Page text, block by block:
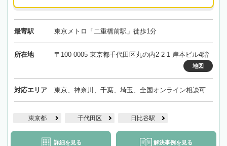
最寄駅 東京メトロ「二重橋前駅」徒歩1分
所在地 〒100-0005 東京都千代田区丸の内2-2-1 岸本ビル4階
地図
対応エリア 東京、神奈川、千葉、埼玉、全国オンライン相談可
東京都 千代田区 日比谷駅
詳細を見る 解決事例を見る